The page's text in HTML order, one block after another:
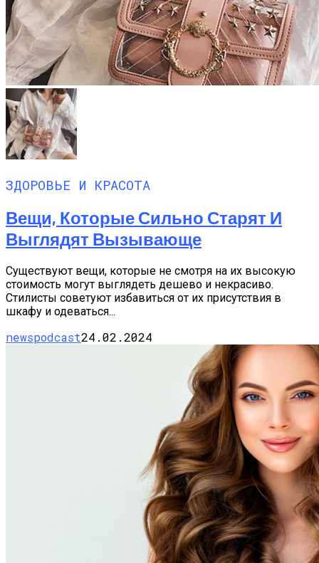
ЗДОРОВЬЕ И КРАСОТА
Вещи, Которые Сильно Старят И
Выглядят Вызывающе
Существуют вещи, которые не смотря на их высокую
стоимость могут выглядеть дешево и некрасиво.
Стилисты советуют избавиться от их присутствия в
шкафу и одеваться...
newspodcast24.02.2024